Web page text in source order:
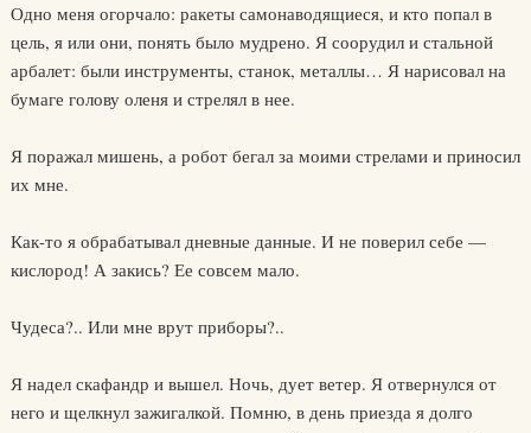
Одно меня огорчало: ракеты самонаводящиеся, и кто попал в
цель, я или они, понять было мудрено. Я соорудил и стальной
арбалет: были инструменты, станок, металлы… Я нарисовал на
бумаге голову оленя и стрелял в нее.
Я поражал мишень, а робот бегал за моими стрелами и приносил
их мне.
Как-то я обрабатывал дневные данные. И не поверил себе —
кислород! А закись? Ее совсем мало.
Чудеса?.. Или мне врут приборы?..
Я надел скафандр и вышел. Ночь, дует ветер. Я отвернулся от
него и щелкнул зажигалкой. Помню, в день приезда я долго